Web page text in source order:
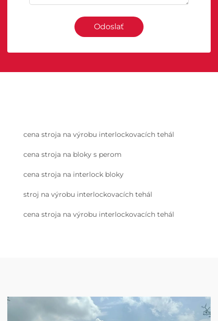
Odoslať
cena stroja na výrobu interlockovacích tehál
cena stroja na bloky s perom
cena stroja na interlock bloky
stroj na výrobu interlockovacích tehál
cena stroja na výrobu interlockovacích tehál